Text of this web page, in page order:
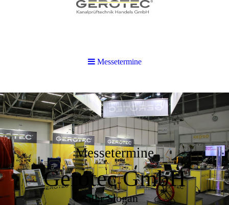
Messetermine
Gerotec GmbH
Ihr Slogan
Messetermine